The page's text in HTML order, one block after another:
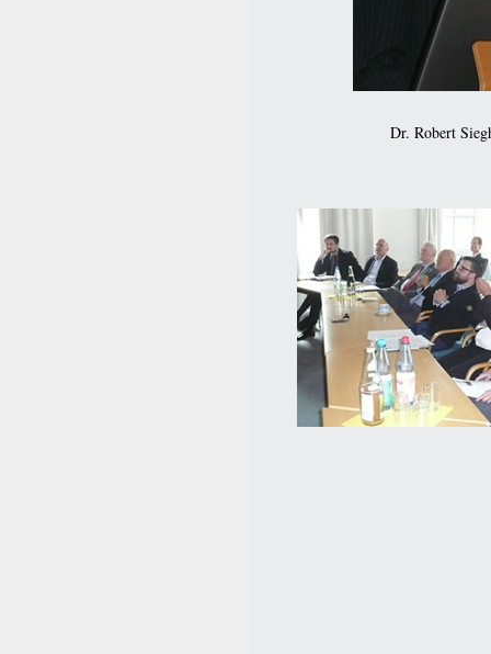
Dr. Robert